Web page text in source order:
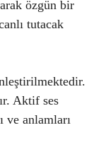
özgün bir
tutacak
Aktif ses
ve anlamları